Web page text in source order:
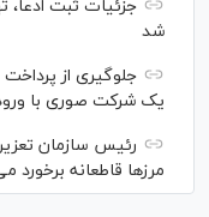
شد
یک شرکت صوری با
رئیس سازمان
مرز‌ها قاطعانه برخورد